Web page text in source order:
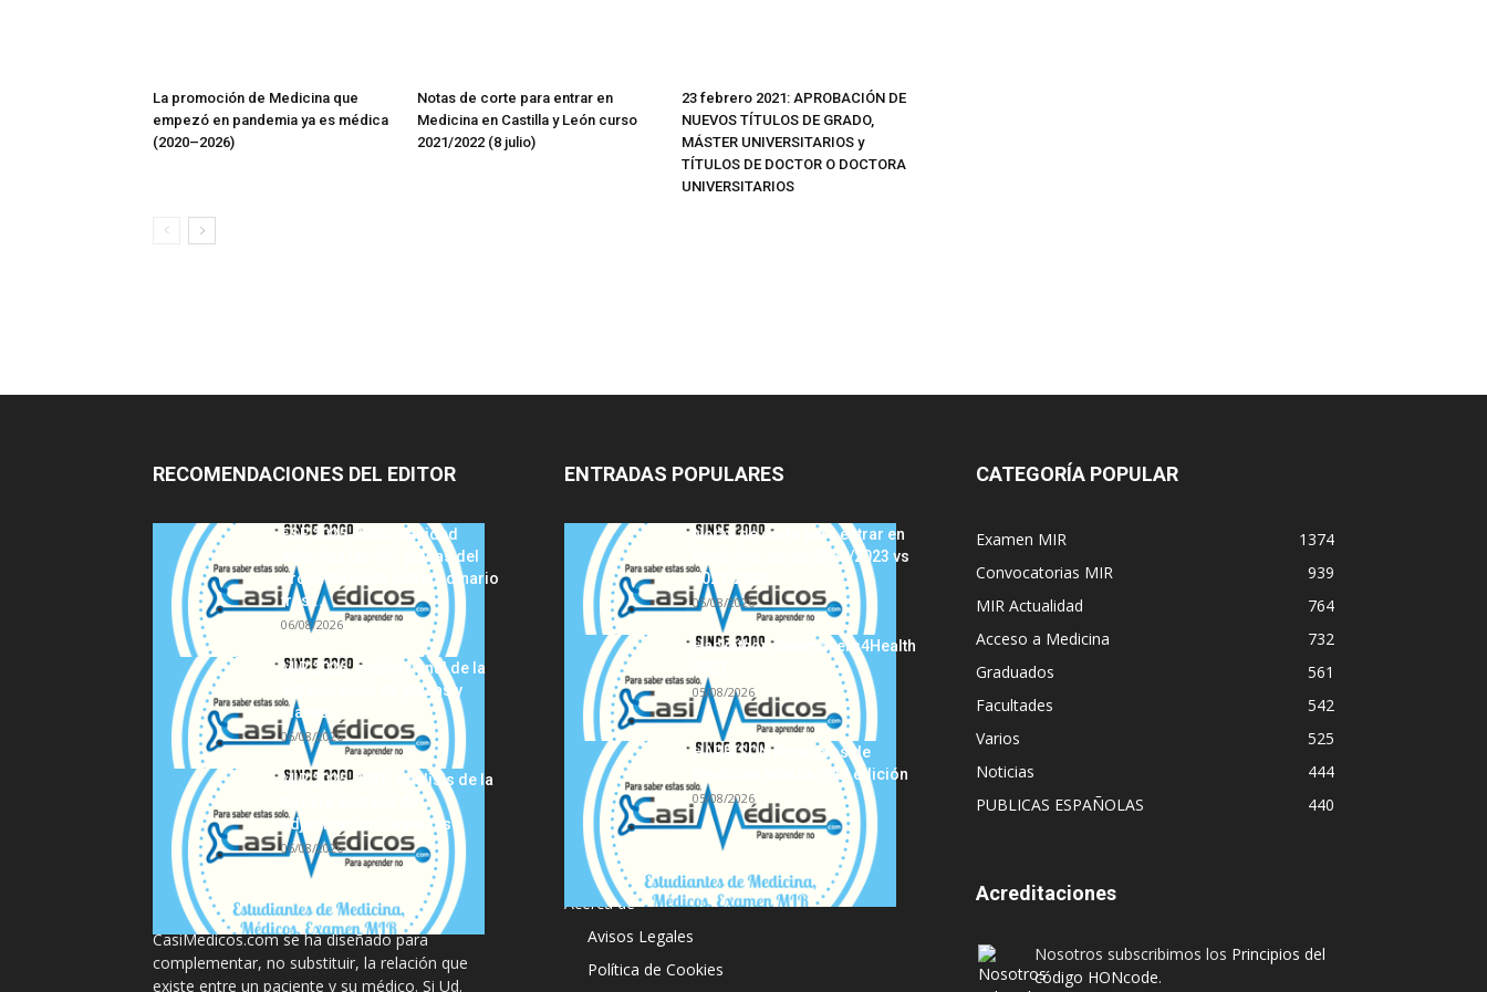
La promoción de Medicina que
empezó en pandemia ya es médica
(2020–2026)
Notas de corte para entrar en
Medicina en Castilla y León curso
2021/2022 (8 julio)
23 febrero 2021: APROBACIÓN DE
NUEVOS TÍTULOS DE GRADO,
MÁSTER UNIVERSITARIOS y
TÍTULOS DE DOCTOR O DOCTORA
UNIVERSITARIOS
RECOMENDACIONES DEL EDITOR
FSE 2025-2026: Sanidad
adjudica las 441 plazas del
procedimiento extraordinario
tras...
06/08/2026
MIR 2026: análisis final de la
adjudicación de plazas y
claves...
06/08/2026
MIR 2025-2026: análisis de la
adjudicación de plazas
06/08/2026
La información proporcionada en
CasiMedicos.com se ha diseñado para
complementar, no substituir, la relación que
existe entre un paciente y su médico. Si Ud.
ENTRADAS POPULARES
Notas de corte para entrar en
Medicina, curso 2022/2023 vs
2021/2022
05/08/2026
Hackathon Innomakers4Health
05/08/2026
HARRISON Principios de
Medicina Interna, 19.ª edición
05/08/2026
Acerca de
Avisos Legales
Política de Cookies
CATEGORÍA POPULAR
Examen MIR
1374
Convocatorias MIR
939
MIR Actualidad
764
Acceso a Medicina
732
Graduados
561
Facultades
542
Varios
525
Noticias
444
PUBLICAS ESPAÑOLAS
440
Acreditaciones
Nosotros subscribimos los Principios del
código HONcode.